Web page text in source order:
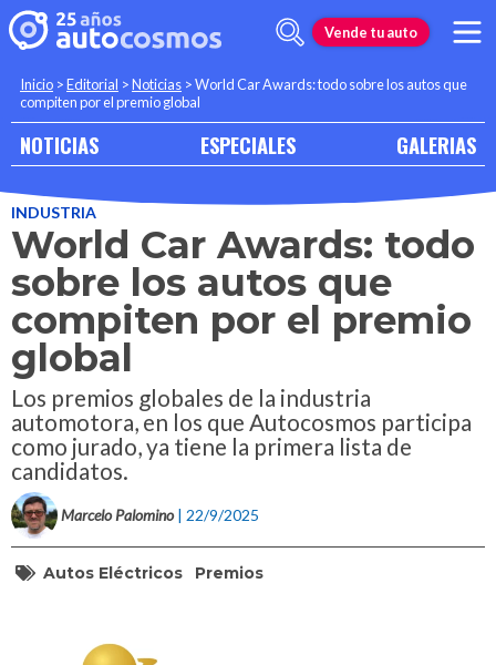
Vende tu auto
Inicio >Editorial >Noticias >World Car Awards: todo sobre los autos que
compiten por el premio global
NOTICIAS ESPECIALES GALERIAS
INDUSTRIA
World Car Awards: todo
sobre los autos que
compiten por el premio
global
Los premios globales de la industria
automotora, en los que Autocosmos participa
como jurado, ya tiene la primera lista de
candidatos.
Marcelo Palomino | 22/9/2025
Autos Eléctricos Premios